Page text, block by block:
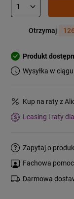
Otrzymaj
Produkt
Wysyłka w
Kup na raty z
Leasing i raty
Zapytaj o
Fachowa
Darmowa